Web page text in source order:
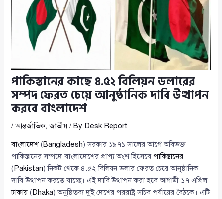
পাকিস্তানের কাছে ৪.৫২ বিলিয়ন ডলারের
সম্পদ ফেরত চেয়ে আনুষ্ঠানিক দাবি উত্থাপন
করবে বাংলাদেশ
/আন্তর্জাতিক,জাতীয় / By Desk Report
বাংলাদেশ(Bangladesh) সরকার ১৯৭১ সালের আগে অবিভক্ত
পাকিস্তানের সম্পদে বাংলাদেশের প্রাপ্য অংশ হিসেবে পাকিস্তানের
( Pakistan) নিকট থেকে ৪.৫২ বিলিয়ন ডলার ফেরত চেয়ে আনুষ্ঠানিক
দাবি উত্থাপন করতে যাচ্ছে। এই দাবি উত্থাপন করা হবে আগামী ১৭ এপ্রিল
ঢাকায় ( Dhaka) অনুষ্ঠিতব্য দুই দেশের পররাষ্ট্র সচিব পর্যায়ের বৈঠকে। এটি